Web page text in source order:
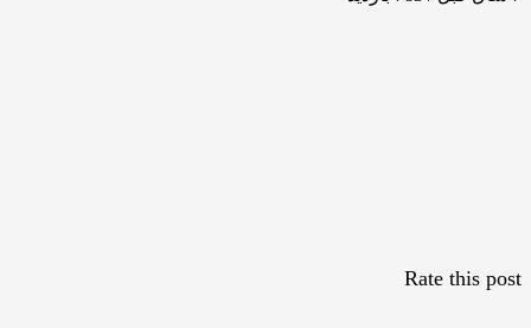
Rate this post